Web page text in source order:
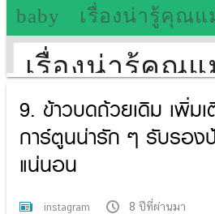
9. ข้าวบดถ้วยเดิม เพิ่มเ
การ์ตูนน่ารัก ๆ รับรอ
แน่นอน
instagram 8 ปีที่ผ่านมา